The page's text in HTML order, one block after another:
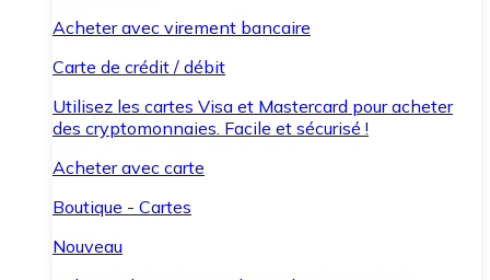
Acheter avec virement bancaire
Carte de crédit / débit
Utilisez les cartes Visa et Mastercard pour acheter
des cryptomonnaies. Facile et sécurisé !
Acheter avec carte
Boutique - Cartes
Nouveau